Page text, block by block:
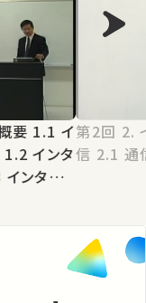
第2回 2. インターネットにおける通
信 2.1